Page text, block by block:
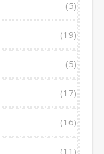
(5)
(19)
(5)
(17)
(16)
(11)